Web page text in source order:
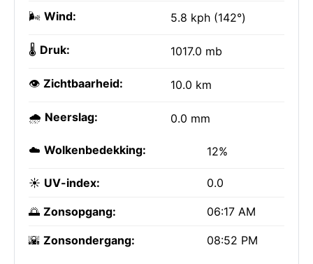
🌬️ Wind: 5.8 kph (142°)
🌡️ Druk: 1017.0 mb
👁️ Zichtbaarheid: 10.0 km
🌧️ Neerslag: 0.0 mm
☁️ Wolkenbedekking: 12%
☀️ UV-index: 0.0
🌅 Zonsopgang: 06:17 AM
🌇 Zonsondergang: 08:52 PM